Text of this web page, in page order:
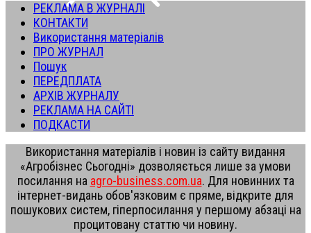
РЕКЛАМА В ЖУРНАЛІ
КОНТАКТИ
Використання матеріалів
ПРО ЖУРНАЛ
Пошук
ПЕРЕДПЛАТА
АРХІВ ЖУРНАЛУ
РЕКЛАМА НА САЙТІ
ПОДКАСТИ
Використання матеріалів і новин із сайту видання
«Агробізнес Сьогодні» дозволяється лише за умови
посилання на agro-business.com.ua. Для новинних та
інтернет-видань обов'язковим є пряме, відкрите для
пошукових систем, гіперпосилання у першому абзаці на
процитовану статтю чи новину.